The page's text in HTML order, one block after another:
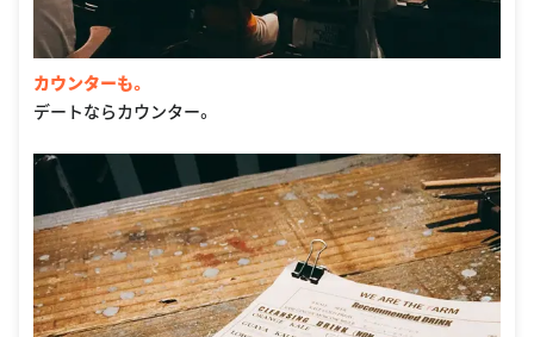
カウンターも。
デートならカウンター。